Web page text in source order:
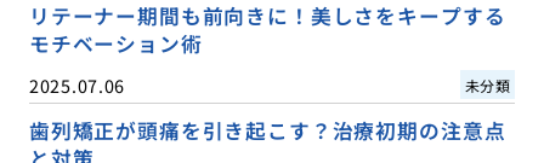
リテーナー期間も前向きに！美しさをキープする
モチベーション術
2025.07.06 未分類
歯列矯正が頭痛を引き起こす？治療初期の注意点